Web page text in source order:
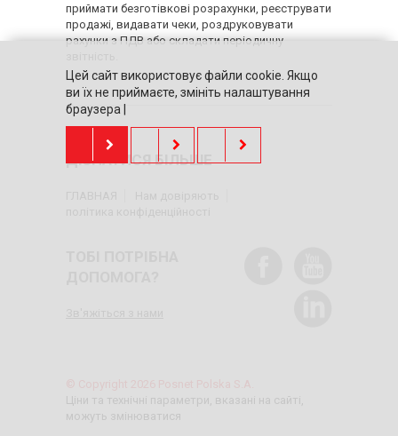
приймати безготівкові розрахунки, реєструвати
продажі, видавати чеки, роздруковувати
рахунки з ПДВ або складати періодичну
ДІЗНАТИСЯ БІЛЬШЕ
Ціни та технічні параметри, вказані на сайті,
можуть змінюватися
Цей сайт використовує файли cookie. Якщо
ви їх не приймаєте, змініть налаштування
браузера |